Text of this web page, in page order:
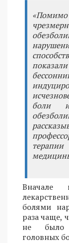
боли и
Вначале
болями
раза чаще,
не было
головных